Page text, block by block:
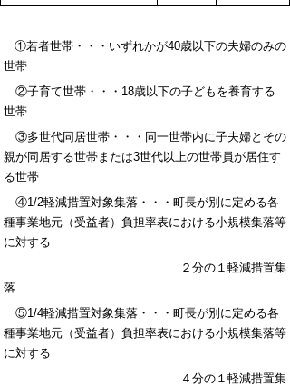
①若者世帯・・・いずれかが40歳以下の夫婦のみの
世帯
②子育て世帯・・・18歳以下の子どもを養育する
世帯
③多世代同居世帯・・・同一世帯内に子夫婦とその
親が同居する世帯または3世代以上の世帯員が居住す
る世帯
④1/2軽減措置対象集落・・・町長が別に定める各
種事業地元（受益者）負担率表における小規模集落等
に対する
２分の１軽減措置集
落
⑤1/4軽減措置対象集落・・・町長が別に定める各
種事業地元（受益者）負担率表における小規模集落等
に対する
４分の１軽減措置集